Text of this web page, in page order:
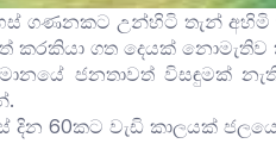
ගණනකට උන්හිටි තැන් අහිමි
කරකියා ගත දෙයක් නොමැතිව
ජනතාවත් විසඳුමක්
60කට වැඩි කාලයක්